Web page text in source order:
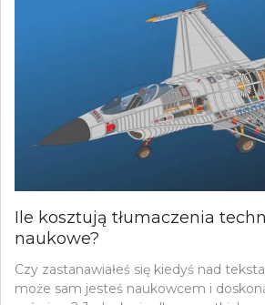
Ile kosztują tłumaczenia
naukowe?
Czy zastanawiałeś się kiedyś nad
może sam jesteś naukowcem i